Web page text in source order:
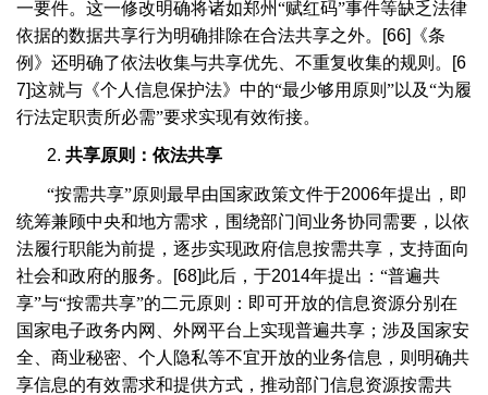
一要件。这一修改明确将诸如郑州“赋红码”事件等缺乏法律
依据的数据共享行为明确排除在合法共享之外。
[66]
《条
例》还明确了依法收集与共享优先、不重复收集的规则。
[6
7]这就与《个人信息保护法》中的“最少够用原则”以及“为履
行法定职责所必需”要求实现有效衔接。
2. 共享原则：依法共享
“按需共享”原则最早由国家政策文件于2006年提出，即
统筹兼顾中央和地方需求，围绕部门间业务协同需要，以依
法履行职能为前提，逐步实现政府信息按需共享，支持面向
社会和政府的服务。
[68]此后，于2014年提出：“普遍共
享”与“按需共享”的二元原则：即可开放的信息资源分别在
国家电子政务内网、外网平台上实现普遍共享；涉及国家安
全、商业秘密、个人隐私等不宜开放的业务信息，则明确共
享信息的有效需求和提供方式，推动部门信息资源按需共